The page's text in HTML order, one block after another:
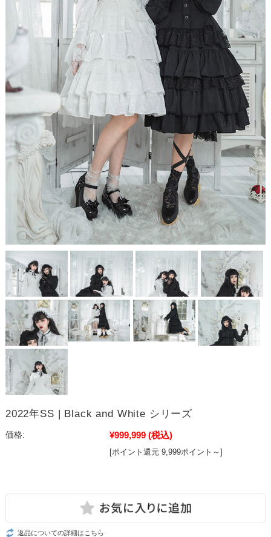
2022年SS | Black and White シリーズ
価格: ¥999,999 (税込)
[ポイント還元 9,999ポイント～]
返品についての詳細はこちら